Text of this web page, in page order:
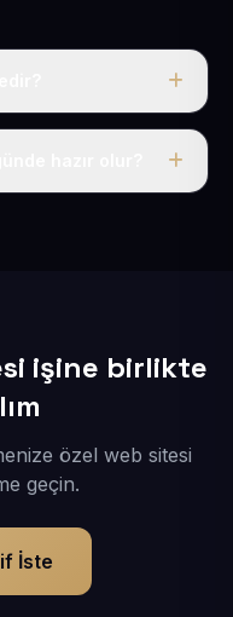
+ KDV. Bu bedele alan
işine birlikte
özel web sitesi
geçin.
İste